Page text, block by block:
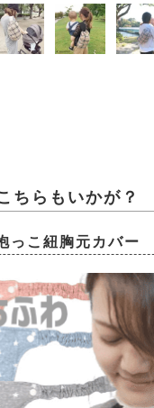
ちらもいかが？
っこ紐胸元カバー